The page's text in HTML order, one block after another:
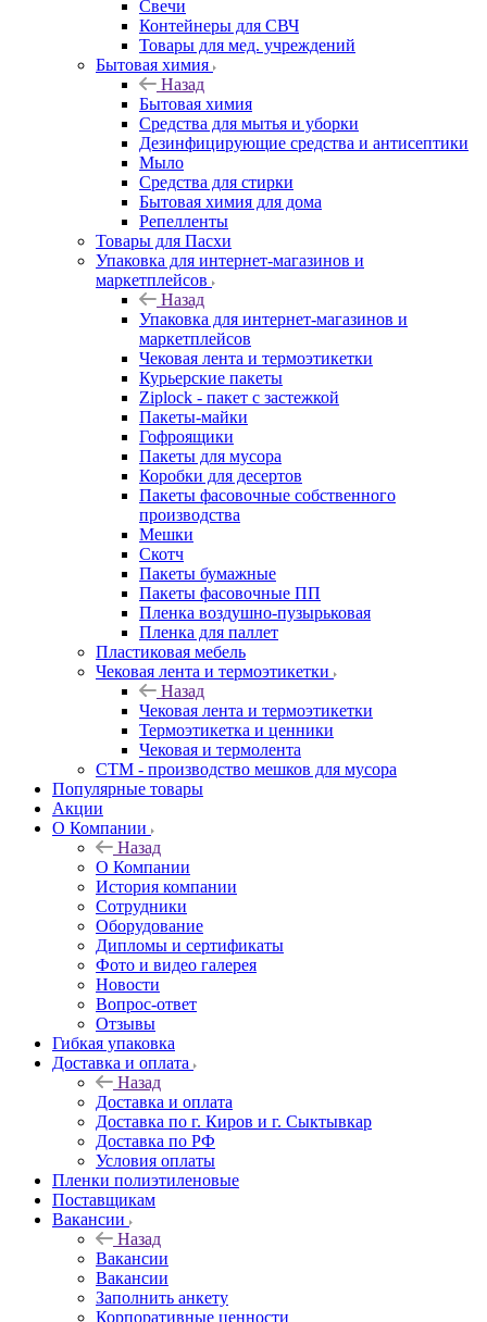
Свечи
Контейнеры для СВЧ
Товары для мед. учреждений
Бытовая химия
Назад
Бытовая химия
Средства для мытья и уборки
Дезинфицирующие средства и антисептики
Мыло
Средства для стирки
Бытовая химия для дома
Репелленты
Товары для Пасхи
Упаковка для интернет-магазинов и
маркетплейсов
Назад
Упаковка для интернет-магазинов и
маркетплейсов
Чековая лента и термоэтикетки
Курьерские пакеты
Ziplock - пакет с застежкой
Пакеты-майки
Гофроящики
Пакеты для мусора
Коробки для десертов
Пакеты фасовочные собственного
производства
Мешки
Скотч
Пакеты бумажные
Пакеты фасовочные ПП
Пленка воздушно-пузырьковая
Пленка для паллет
Пластиковая мебель
Чековая лента и термоэтикетки
Назад
Чековая лента и термоэтикетки
Термоэтикетка и ценники
Чековая и термолента
СТМ - производство мешков для мусора
Популярные товары
Акции
О Компании
Назад
О Компании
История компании
Сотрудники
Оборудование
Дипломы и сертификаты
Фото и видео галерея
Новости
Вопрос-ответ
Отзывы
Гибкая упаковка
Доставка и оплата
Назад
Доставка и оплата
Доставка по г. Киров и г. Сыктывкар
Доставка по РФ
Условия оплаты
Пленки полиэтиленовые
Поставщикам
Вакансии
Назад
Вакансии
Вакансии
Заполнить анкету
Корпоративные ценности